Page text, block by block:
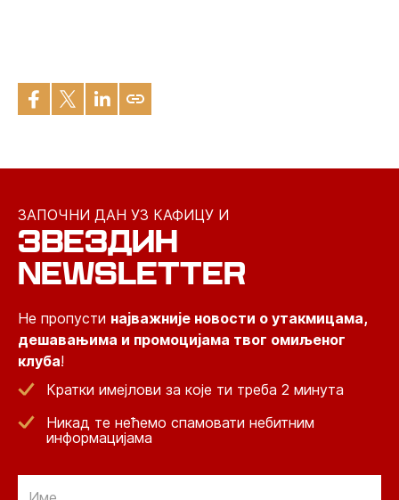
ЗАПОЧНИ ДАН УЗ КАФИЦУ И
ЗВЕЗДИН
NEWSLETTER
Не пропусти најважније новости о утакмицама,
дешавањима и промоцијама твог омиљеног
клуба!
Кратки имејлови за које ти треба 2 минута
Никад те нећемо спамовати небитним
информацијама